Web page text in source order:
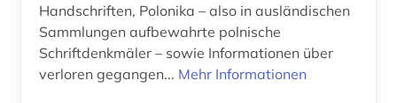
Handschriften, Polonika – also in ausländischen
Sammlungen aufbewahrte polnische
Schriftdenkmäler – sowie Informationen über
verloren gegangen... Mehr Informationen